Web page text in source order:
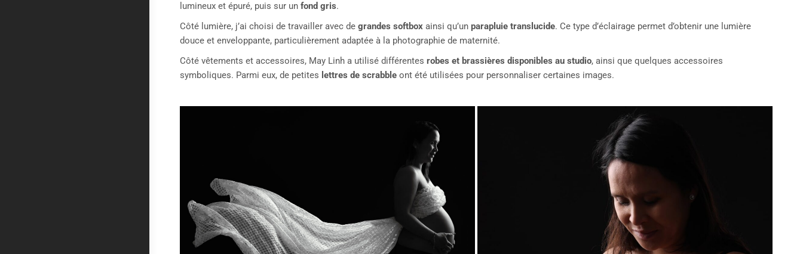
lumineux et épuré, puis sur un fond gris.
Côté lumière, j’ai choisi de travailler avec de grandes softboxainsi qu’un parapluie translucide. Ce type d’éclairage permet d’obtenir une lumière
douce et enveloppante, particulièrement adaptée à la photographie de maternité.
Côté vêtements et accessoires, May Linh a utilisé différentes robes et brassières disponibles au studio, ainsi que quelques accessoires
symboliques. Parmi eux, de petites lettres de scrabbleont été utilisées pour personnaliser certaines images.